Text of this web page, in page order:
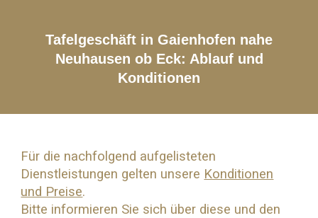
Tafelgeschäft in Gaienhofen nahe
Neuhausen ob Eck: Ablauf und
Konditionen
Für die nachfolgend aufgelisteten
Dienstleistungen gelten unsere Konditionen
und Preise.
Bitte informieren Sie sich über diese und den